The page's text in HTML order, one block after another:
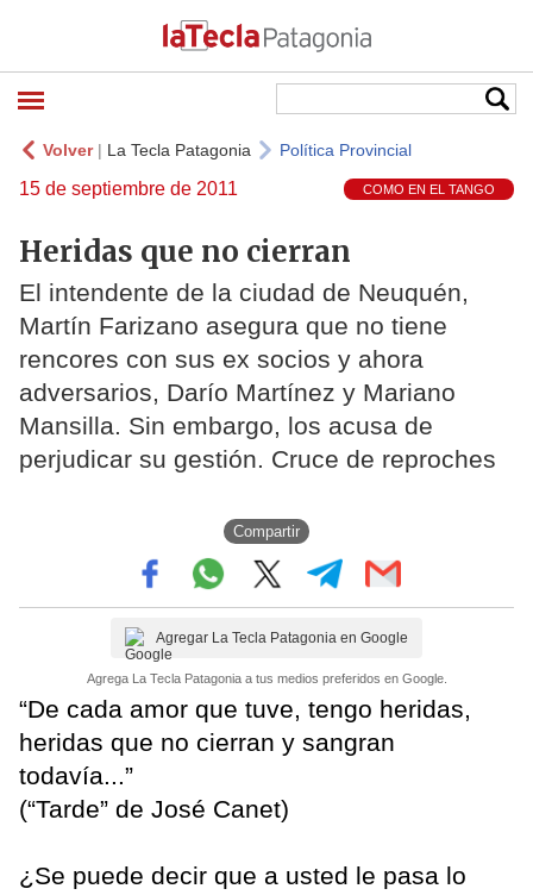
Volver| La Tecla Patagonia Política Provincial
15 de septiembre de 2011 COMO EN EL TANGO
Heridas que no cierran
El intendente de la ciudad de Neuquén,
Martín Farizano asegura que no tiene
rencores con sus ex socios y ahora
adversarios, Darío Martínez y Mariano
Mansilla. Sin embargo, los acusa de
perjudicar su gestión. Cruce de reproches
Compartir
Agregar La Tecla Patagonia en Google
Agrega La Tecla Patagonia a tus medios preferidos en Google.
“De cada amor que tuve, tengo heridas,
heridas que no cierran y sangran
todavía...”
(“Tarde” de José Canet)
¿Se puede decir que a usted le pasa lo